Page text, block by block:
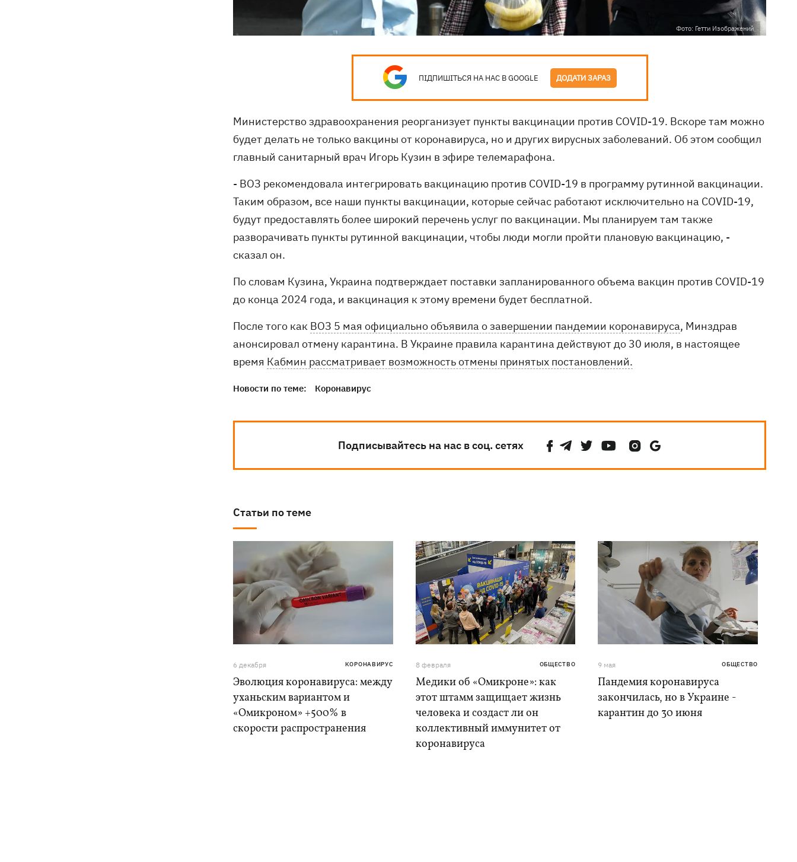
Фото: Гетти Изображений
ПІДПИШІТЬСЯ НА НАС В GOOGLE ДОДАТИ ЗАРАЗ
Министерство здравоохранения реорганизует пункты вакцинации против COVID-19. Вскоре там можно
будет делать не только вакцины от коронавируса, но и других вирусных заболеваний. Об этом сообщил
главный санитарный врач Игорь Кузин в эфире телемарафона.
- ВОЗ рекомендовала интегрировать вакцинацию против COVID-19 в программу рутинной вакцинации.
Таким образом, все наши пункты вакцинации, которые сейчас работают исключительно на COVID-19,
будут предоставлять более широкий перечень услуг по вакцинации. Мы планируем там также
разворачивать пункты рутинной вакцинации, чтобы люди могли пройти плановую вакцинацию, -
сказал он.
По словам Кузина, Украина подтверждает поставки запланированного объема вакцин против COVID-19
до конца 2024 года, и вакцинация к этому времени будет бесплатной.
После того как ВОЗ 5 мая официально объявила о завершении пандемии коронавируса, Минздрав
анонсировал отмену карантина. В Украине правила карантина действуют до 30 июля, в настоящее
время Кабмин рассматривает возможность отмены принятых постановлений.
Новости по теме: Коронавирус
Подписывайтесь на нас в соц. сетях
Статьи по теме
6 декабря КОРОНАВИРУС
Эволюция коронавируса: между
уханьским вариантом и
«Омикроном» +500% в
скорости распространения
8 февраля ОБЩЕСТВО
Медики об «Омикроне»: как
этот штамм защищает жизнь
человека и создаст ли он
коллективный иммунитет от
коронавируса
9 мая ОБЩЕСТВО
Пандемия коронавируса
закончилась, но в Украине -
карантин до 30 июня